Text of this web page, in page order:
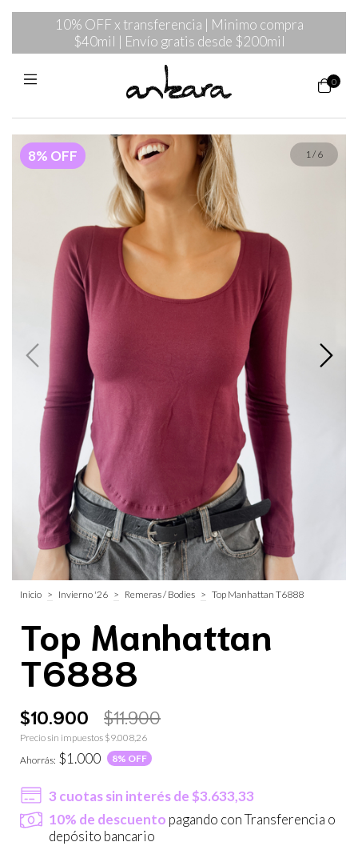
10% OFF x transferencia | Minimo compra
$40mil | Envío gratis desde $200mil
0
8% OFF 1/ 6
Inicio > Invierno '26 > Remeras / Bodies > Top Manhattan T6888
Top Manhattan
T6888
$10.900 $11.900
Precio sin impuestos $9.008,26
Ahorrás: $1.000 8% OFF
3 cuotas sin interés de$3.633,33
10% de descuento pagando con Transferencia o
depósito bancario